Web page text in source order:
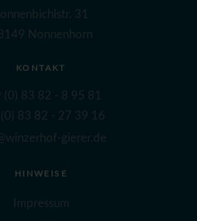
31
Nonnenhorn
KONTAKT
(0) 83 82 - 8 95 81
83 82 - 27 39 16
gierer.de
HINWEISE
Impressum